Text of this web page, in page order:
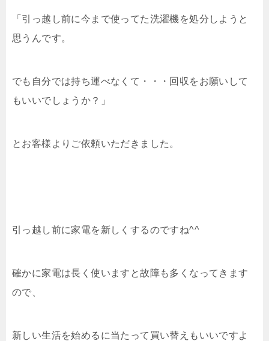
「引っ越し前に今まで使ってた洗濯機を処分しようと
思うんです。
でも自分では持ち運べなくて・・・回収をお願いして
もいいでしょうか？」
とお客様よりご依頼いただきました。
引っ越し前に家電を新しくするのですね^^
確かに家電は長く使いますと故障も多くなってきます
ので、
新しい生活を始めるに当たって買い替えもいいですよ